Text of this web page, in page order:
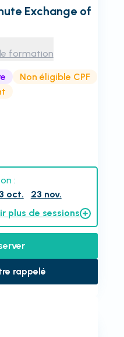
Exchange of
formation
Non éligible CPF
:
oct.
23 nov.
plus de sessions
rappelé